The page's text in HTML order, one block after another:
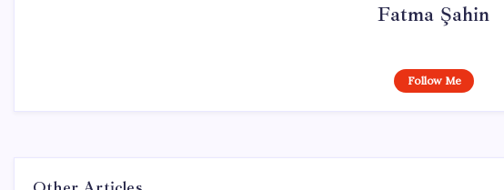
Fatma Şahin
Follow Me